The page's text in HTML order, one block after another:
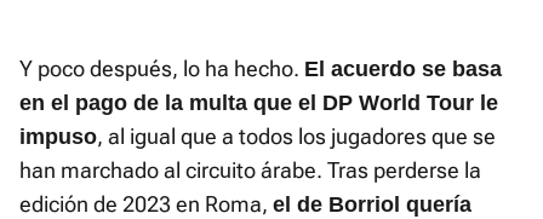
Y poco después, lo ha hecho. El acuerdo se basa
en el pago de la multa que el DP World Tour le
impuso, al igual que a todos los jugadores que se
han marchado al circuito árabe. Tras perderse la
edición de 2023 en Roma, el de Borriol quería